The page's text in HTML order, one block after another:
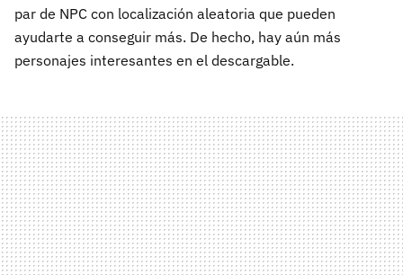
par de NPC con localización aleatoria que pueden
ayudarte a conseguir más. De hecho, hay aún más
personajes interesantes en el descargable.